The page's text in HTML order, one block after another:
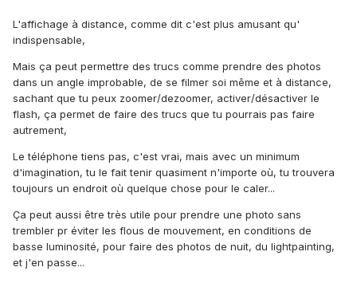
L'affichage à distance, comme dit c'est plus amusant qu'
indispensable,
Mais ça peut permettre des trucs comme prendre des photos
dans un angle improbable, de se filmer soi même et à distance,
sachant que tu peux zoomer/dezoomer, activer/désactiver le
flash, ça permet de faire des trucs que tu pourrais pas faire
autrement,
Le téléphone tiens pas, c'est vrai, mais avec un minimum
d'imagination, tu le fait tenir quasiment n'importe où, tu trouvera
toujours un endroit où quelque chose pour le caler...
Ça peut aussi être très utile pour prendre une photo sans
trembler pr éviter les flous de mouvement, en conditions de
basse luminosité, pour faire des photos de nuit, du lightpainting,
et j'en passe...